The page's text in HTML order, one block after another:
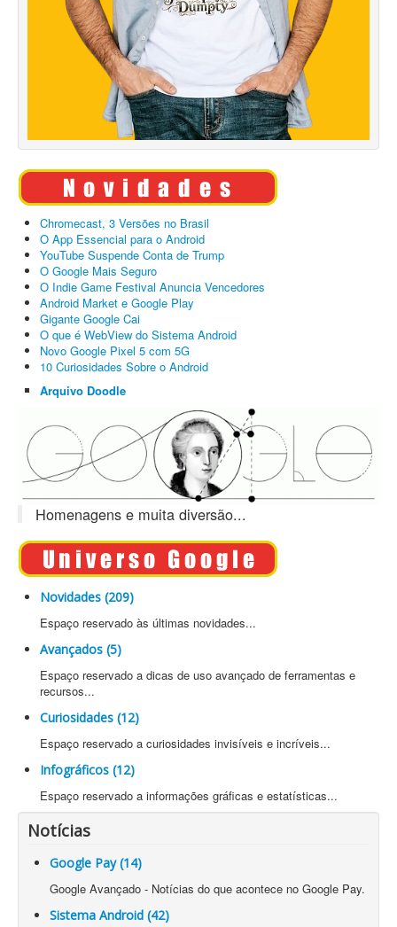
Chromecast, 3 Versões no Brasil
O App Essencial para o Android
YouTube Suspende Conta de Trump
O Google Mais Seguro
O Indie Game Festival Anuncia Vencedores
Android Market e Google Play
Gigante Google Cai
O que é WebView do Sistema Android
Novo Google Pixel 5 com 5G
10 Curiosidades Sobre o Android
Arquivo Doodle
Homenagens e muita diversão...
Novidades (209)
Espaço reservado às últimas novidades...
Avançados (5)
Espaço reservado a dicas de uso avançado de ferramentas e
recursos...
Curiosidades (12)
Espaço reservado a curiosidades invisíveis e incríveis...
Infográficos (12)
Espaço reservado a informações gráficas e estatísticas...
Notícias
Google Pay (14)
Google Avançado - Notícias do que acontece no Google Pay.
Sistema Android (42)